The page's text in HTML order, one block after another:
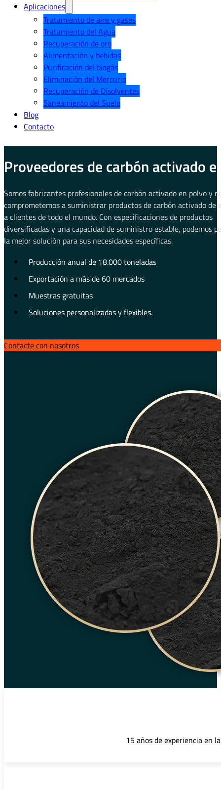
Aplicaciones
Tratamiento de aire y gases
Tratamiento del Agua
Recuperación de oro
Alimentación y bebidas
Purificación del biogás
Eliminación del Mercurio
Recuperación de Disolventes
Saneamiento del Suelo
Blog
Contacto
Proveedores de carbón activado
Somos fabricantes profesionales de carbón activado en polvo y
comprometemos a suministrar productos de carbón activado de
a clientes de todo el mundo. Con especificaciones de productos
diversificadas y una capacidad de suministro estable, podemos
la mejor solución para sus necesidades específicas.
Producción anual de 18.000 toneladas
Exportación a más de 60 mercados
Muestras gratuitas
Soluciones personalizadas y flexibles.
Contacte con nosotros
15 años de experiencia en